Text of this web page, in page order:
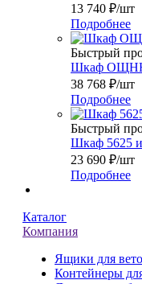
13 740 ₽/шт
Подробнее
Быстрый
Шкаф ОЩНН
38 768 ₽/шт
Подробнее
Быстрый
Шкаф 5625
23 690 ₽/шт
Подробнее
Каталог
Компания
Ящики для
Контейнеры